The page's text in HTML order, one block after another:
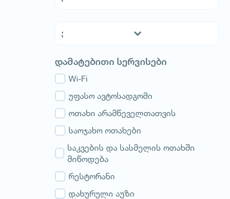
4* სასტუმროები
ჰოსტელები
საოჯახო სასტუმროები
აპარტამენტები
კოტეჯები
კახეთი
თბილისი
მცხეთა-მთიანეთი
შიდა ქართლი
სამცხე-ჯავახეთი
იმერეთი
გურია
სამეგრელო
სვანეთი
დამატებითი სერვისები
Wi-Fi
უფასო ავტოსადგომი
ოთახი არამწეველთათვის
საოჯახო ოთახები
საკვების და სასმელის ოთახში
მიწოდება
რესტორანი
დახურული აუზი